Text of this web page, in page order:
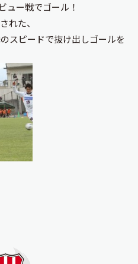
ュー戦でゴール！
れた、
スピードで抜け出しゴールを